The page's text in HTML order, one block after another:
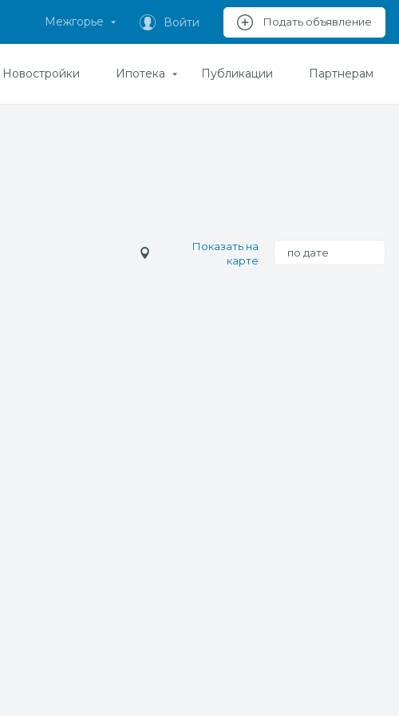
Межгорье Войти Подать объявление
Новостройки Ипотека Публикации Партнерам
Показать на
карте
по дате